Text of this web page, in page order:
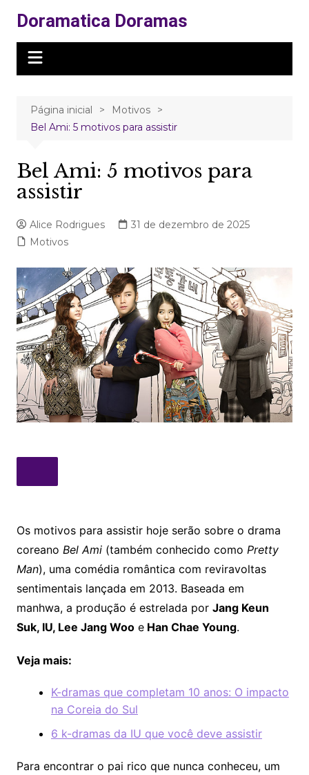
para
conteúdo
Doramatica Doramas
Página inicial
Motivos
Bel Ami: 5 motivos para assistir
Bel Ami: 5 motivos para
assistir
Alice Rodrigues
31 de dezembro de 2025
Motivos
Os motivos para assistir hoje serão sobre o drama
coreano Bel Ami(também conhecido como Pretty
Man), uma comédia romântica com reviravoltas
sentimentais lançada em 2013. Baseada em
manhwa, a produção é estrelada por Jang Keun
Suk, IU, Lee Jang WooeHan Chae Young.
Veja mais:
K-dramas que completam 10 anos: O impacto
na Coreia do Sul
6 k-dramas da IU que você deve assistir
Para encontrar o pai rico que nunca conheceu, um